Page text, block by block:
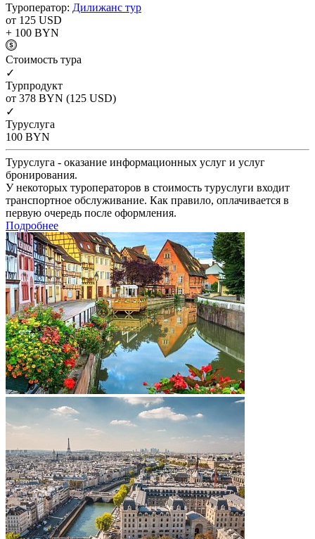
Туроператор: Дилижанс тур
от 125 USD
+ 100 BYN
Cтоимость тура
✓
Турпродукт
от 378 BYN (125 USD)
✓
Туруслуга
100 BYN
Туруслуга - оказание информационных услуг и услуг
бронирования.
У некоторых туроператоров в стоимость туруслуги входит
транспортное обслуживание. Как правило, оплачивается в
первую очередь после оформления.
Подробнее